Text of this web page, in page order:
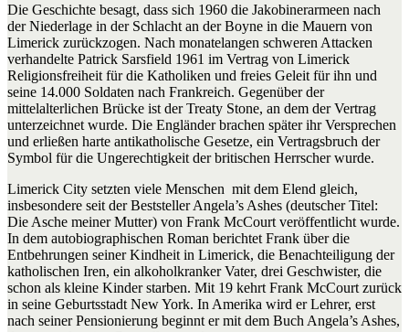
Die Geschichte besagt, dass sich 1960 die Jakobinerarmeen nach
der Niederlage in der Schlacht an der Boyne in die Mauern von
Limerick zurückzogen. Nach monatelangen schweren Attacken
verhandelte Patrick Sarsfield 1961 im Vertrag von Limerick
Religionsfreiheit für die Katholiken und freies Geleit für ihn und
seine 14.000 Soldaten nach Frankreich. Gegenüber der
mittelalterlichen Brücke ist der Treaty Stone, an dem der Vertrag
unterzeichnet wurde. Die Engländer brachen später ihr Versprechen
und erließen harte antikatholische Gesetze, ein Vertragsbruch der
Symbol für die Ungerechtigkeit der britischen Herrscher wurde.
Limerick City setzten viele Menschen mit dem Elend gleich,
insbesondere seit der Beststeller Angela’s Ashes (deutscher Titel:
Die Asche meiner Mutter) von Frank McCourt veröffentlicht wurde.
In dem autobiographischen Roman berichtet Frank über die
Entbehrungen seiner Kindheit in Limerick, die Benachteiligung der
katholischen Iren, ein alkoholkranker Vater, drei Geschwister, die
schon als kleine Kinder starben. Mit 19 kehrt Frank McCourt zurück
in seine Geburtsstadt New York. In Amerika wird er Lehrer, erst
nach seiner Pensionierung beginnt er mit dem Buch Angela’s Ashes,